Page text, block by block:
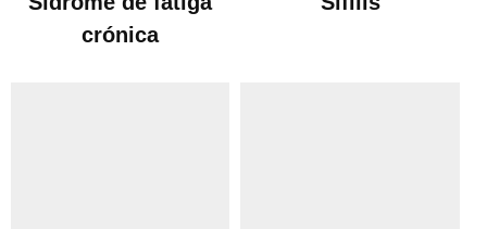
crónica